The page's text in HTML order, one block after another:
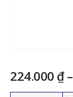
224.000 ₫–